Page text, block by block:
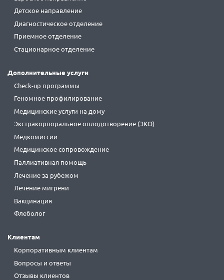
Детское направление
Диагностическое отделение
Приемное отделение
Стационарное отделение
Дополнительные услуги
Check-up программы
Геномное профилирование
Медицинские услуги на дому
Экстракорпоральное оплодотворение (ЭКО)
Медкомиссии
Медицинское сопровождение
Паллиативная помощь
Лечение за рубежом
Лечение мигрени
Вакцинация
Флеболог
Клиентам
Корпоративным клиентам
Вопросы и ответы
Отзывы клиентов